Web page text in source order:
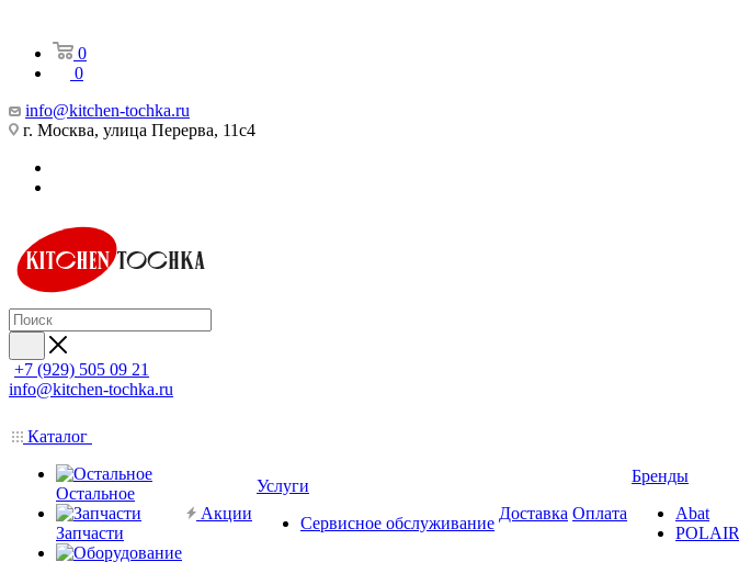
0
0
info@kitchen-tochka.ru
г. Москва, улица Перерва, 11с4
+7 (929) 505 09 21
info@kitchen-tochka.ru
Каталог
Остальное
Запчасти
Акции
Услуги
Сервисное обслуживание
Доставка Оплата
Бренды
Abat
POLAIR